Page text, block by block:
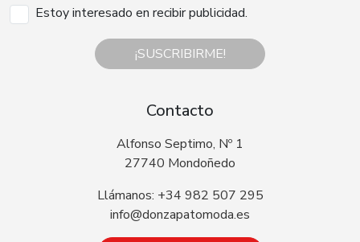
Estoy interesado en recibir publicidad.
¡SUSCRIBIRME!
Contacto
Alfonso Septimo, Nº 1
27740 Mondoñedo
Llámanos: +34 982 507 295
info@donzapatomoda.es